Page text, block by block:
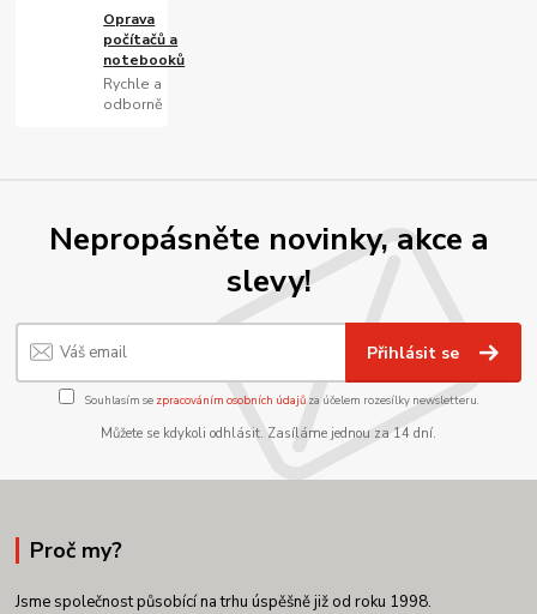
Oprava
počítačů a
notebooků
Rychle a
odborně
Nepropásněte novinky, akce a
slevy!
Přihlásit se
Souhlasím se zpracováním osobních údajůza účelem rozesílky newsletteru.
Můžete se kdykoli odhlásit. Zasíláme jednou za 14 dní.
Proč my?
Jsme společnost působící na trhu úspěšně již od roku 1998.